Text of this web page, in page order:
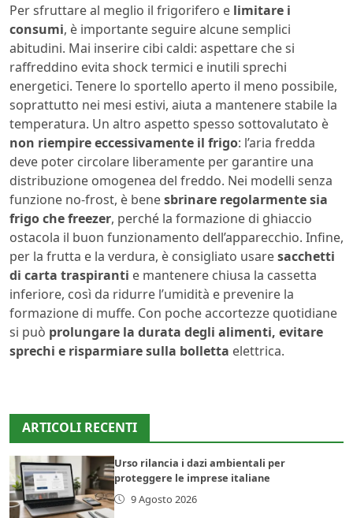
Per sfruttare al meglio il frigorifero e limitare i
consumi, è importante seguire alcune semplici
abitudini. Mai inserire cibi caldi: aspettare che si
raffreddino evita shock termici e inutili sprechi
energetici. Tenere lo sportello aperto il meno possibile,
soprattutto nei mesi estivi, aiuta a mantenere stabile la
temperatura. Un altro aspetto spesso sottovalutato è
non riempire eccessivamente il frigo: l’aria fredda
deve poter circolare liberamente per garantire una
distribuzione omogenea del freddo. Nei modelli senza
funzione no-frost, è benesbrinare regolarmente sia
frigo che freezer, perché la formazione di ghiaccio
ostacola il buon funzionamento dell’apparecchio. Infine,
per la frutta e la verdura, è consigliato usaresacchetti
di carta traspiranti e mantenere chiusa la cassetta
inferiore, così da ridurre l’umidità e prevenire la
formazione di muffe. Con poche accortezze quotidiane
si può prolungare la durata degli alimenti, evitare
sprechi e risparmiare sulla bolletta elettrica.
ARTICOLI RECENTI
Urso rilancia i dazi ambientali per
proteggere le imprese italiane
9 Agosto 2026